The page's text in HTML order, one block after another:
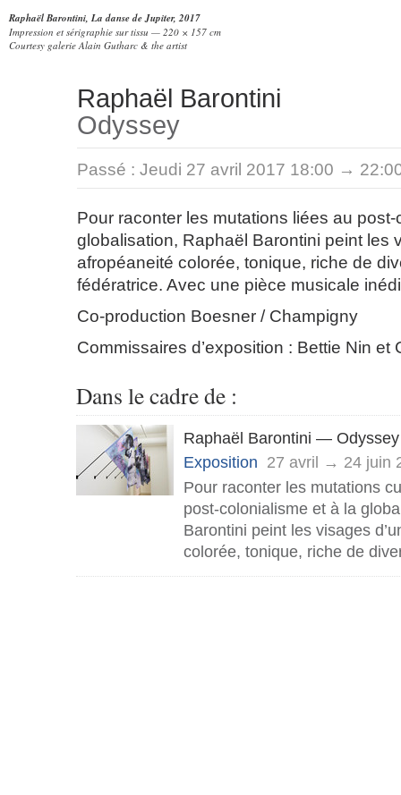
Raphaël Barontini, La danse de Jupiter, 2017
Impression et sérigraphie sur tissu — 220 × 157 cm
Courtesy galerie Alain Gutharc & the artist
Raphaël Barontini
Odyssey
Passé : Jeudi 27 avril 2017 18:00 →
Pour raconter les mutations liées au
globalisation, Raphaël Barontini peint les
afropéaneité colorée, tonique, riche de
fédératrice. Avec une pièce musicale
Co-production Boesner / Champigny
Commissaires d’exposition : Bettie Nin et
Dans le cadre de :
Raphaël Barontini — Odyssey
Exposition 27 avril → 24 juin
Pour raconter les mutations
post-colonialisme et à la
Barontini peint les visages
colorée, tonique, riche de